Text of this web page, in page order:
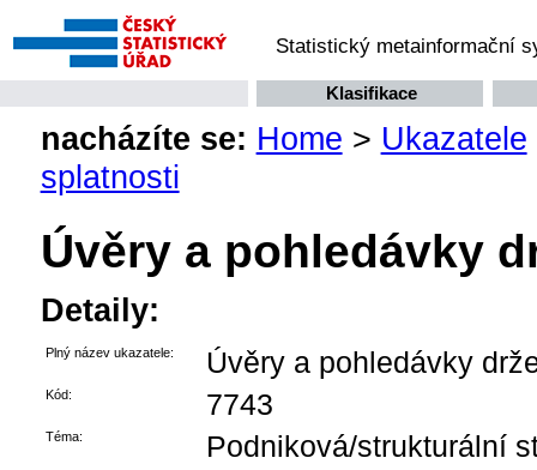
Statistický metainformační
Klasifikace
nacházíte se: Home > Ukazatele
splatnosti
Úvěry a pohledávky
Detaily:
Plný název ukazatele: Úvěry a pohledávky
Kód: 7743
Téma: Podniková/strukturální